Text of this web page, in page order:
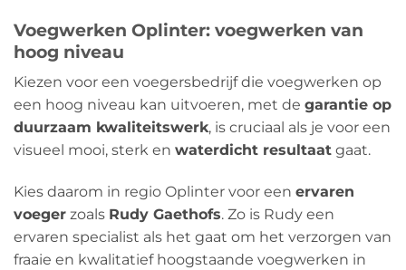
Voegwerken Oplinter: voegwerken van
hoog niveau
Kiezen voor een voegersbedrijf die voegwerken op
een hoog niveau kan uitvoeren, met de garantie op
duurzaam kwaliteitswerk, is cruciaal als je voor een
visueel mooi, sterk en waterdicht resultaat gaat.
Kies daarom in regio Oplinter voor een ervaren
voeger zoals Rudy Gaethofs. Zo is Rudy een
ervaren specialist als het gaat om het verzorgen van
fraaie en kwalitatief hoogstaande voegwerken in